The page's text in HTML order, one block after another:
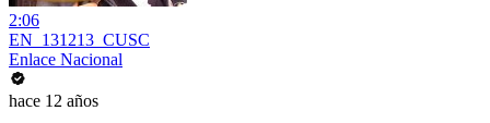
2:06
EN_131213_CUSC
Enlace Nacional
hace 12 años